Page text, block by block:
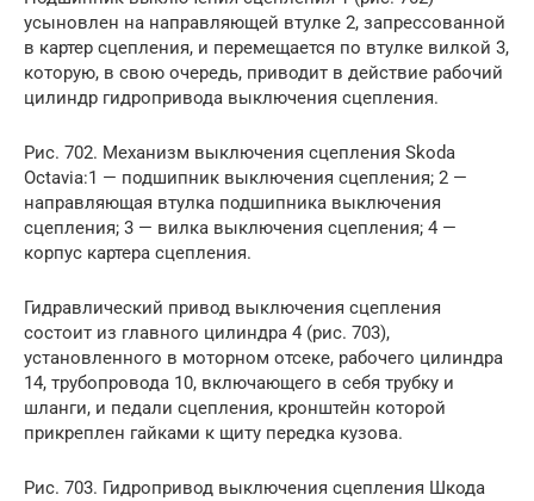
усыновлен на направляющей втулке 2, запрессованной
в картер сцепления, и перемещается по втулке вилкой 3,
которую, в свою очередь, приводит в действие рабочий
цилиндр гидропривода выключения сцепления.
Рис. 702. Механизм выключения сцепления Skoda
Octavia:1 — подшипник выключения сцепления; 2 —
направляющая втулка подшипника выключения
сцепления; 3 — вилка выключения сцепления; 4 —
корпус картера сцепления.
Гидравлический привод выключения сцепления
состоит из главного цилиндра 4 (рис. 703),
установленного в моторном отсеке, рабочего цилиндра
14, трубопровода 10, включающего в себя трубку и
шланги, и педали сцепления, кронштейн которой
прикреплен гайками к щиту передка кузова.
Рис. 703. Гидропривод выключения сцепления Шкода